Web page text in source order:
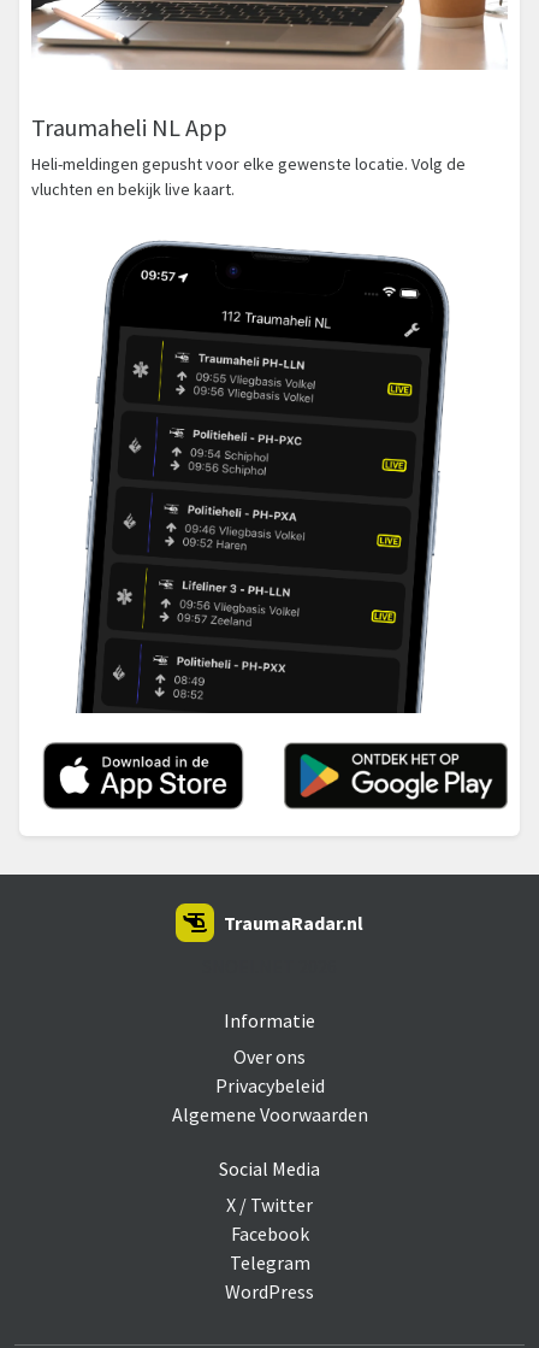
Traumaheli NL App
Heli-meldingen gepusht voor elke gewenste locatie. Volg de
vluchten en bekijk live kaart.
Informatie
Over ons
Privacybeleid
Algemene Voorwaarden
Social Media
X / Twitter
Facebook
Telegram
WordPress
TraumaRadar.nl